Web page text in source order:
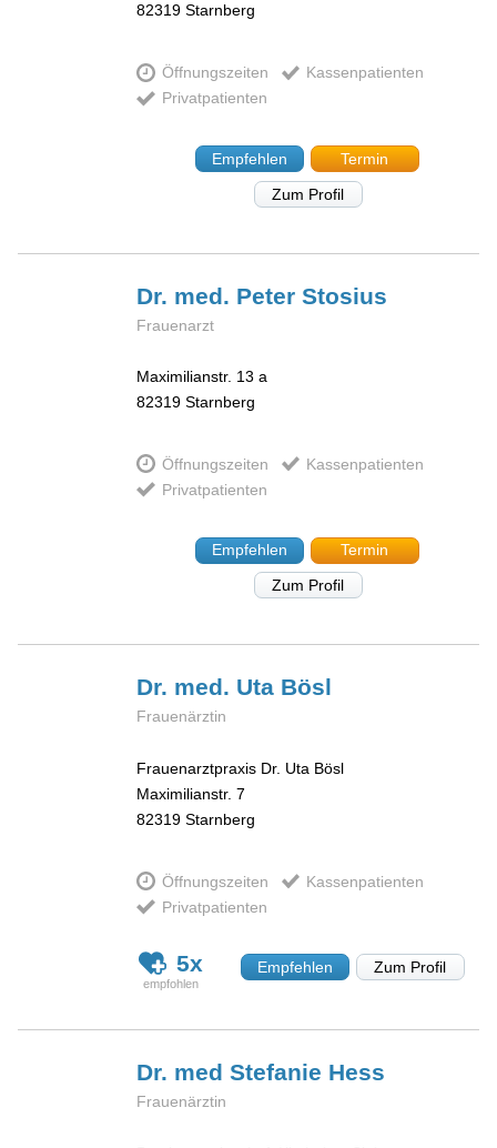
82319 Starnberg
Öffnungszeiten
Kassenpatienten
Privatpatienten
Empfehlen
Termin
Zum Profil
Dr. med. PeterStosius
Frauenarzt
Maximilianstr. 13 a
82319 Starnberg
Öffnungszeiten
Kassenpatienten
Privatpatienten
Empfehlen
Termin
Zum Profil
Dr. med. Uta Bösl
Frauenärztin
Frauenarztpraxis Dr. Uta Bösl
Maximilianstr. 7
82319 Starnberg
Öffnungszeiten
Kassenpatienten
Privatpatienten
5x Empfehlen Zum Profil
Dr. med Stefanie Hess
Frauenärztin